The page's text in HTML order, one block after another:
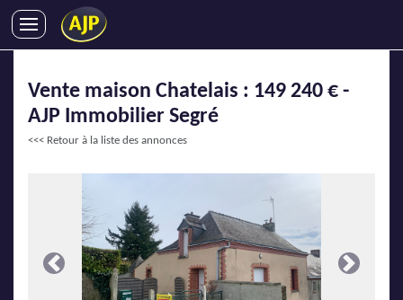
VENTES
LOCATIONS
GESTION LOCATIVE
IMMOBILIER NEUF
LOCATIONS DE VACANCES
ENTREPRISES
Vente maison Chatelais : 149 240 € -
AJP Immobilier Segré
<<< Retour à la liste des annonces
Précédente Suivante